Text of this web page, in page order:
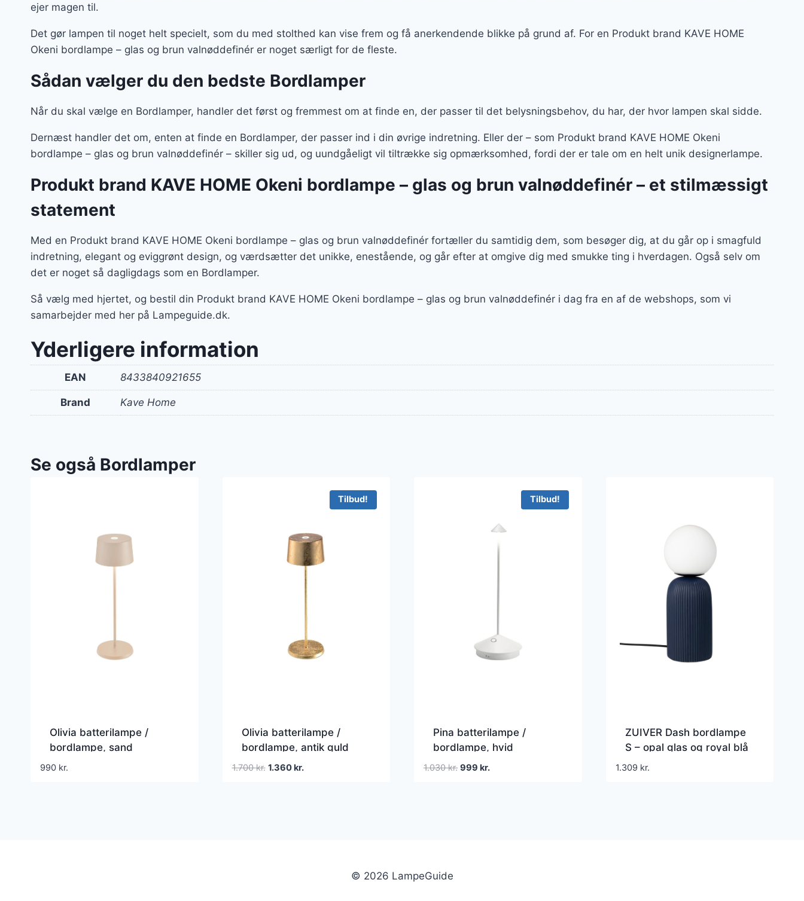
ejer magen til.
Det gør lampen til noget helt specielt, som du med stolthed kan vise frem og få anerkendende blikke på grund af. For en Produkt brand KAVE HOME
Okeni bordlampe – glas og brun valnøddefinér er noget særligt for de fleste.
Sådan vælger du den bedste Bordlamper
Når du skal vælge en Bordlamper, handler det først og fremmest om at finde en, der passer til det belysningsbehov, du har, der hvor lampen skal sidde.
Dernæst handler det om, enten at finde en Bordlamper, der passer ind i din øvrige indretning. Eller der – som Produkt brand KAVE HOME Okeni
bordlampe – glas og brun valnøddefinér – skiller sig ud, og uundgåeligt vil tiltrække sig opmærksomhed, fordi der er tale om en helt unik designerlampe.
Produkt brand KAVE HOME Okeni bordlampe – glas og brun valnøddefinér – et stilmæssigt
statement
Med en Produkt brand KAVE HOME Okeni bordlampe – glas og brun valnøddefinér fortæller du samtidig dem, som besøger dig, at du går op i smagfuld
indretning, elegant og eviggrønt design, og værdsætter det unikke, enestående, og går efter at omgive dig med smukke ting i hverdagen. Også selv om
det er noget så dagligdags som en Bordlamper.
Så vælg med hjertet, og bestil din Produkt brand KAVE HOME Okeni bordlampe – glas og brun valnøddefinér i dag fra en af de webshops, som vi
samarbejder med her på Lampeguide.dk.
Yderligere information
EAN 8433840921655
Brand Kave Home
Se også Bordlamper
Olivia batterilampe /
bordlampe, sand
990 kr.
Tilbud!
Olivia batterilampe /
bordlampe, antik guld
1.700kr. Den
1.360kr.Den
Tilbud!
Pina batterilampe /
bordlampe, hvid
1.030kr. Den
999 kr.Den
ZUIVER Dash bordlampe
S – opal glas og royal blå
keramik
1.309 kr.
© 2026 LampeGuide